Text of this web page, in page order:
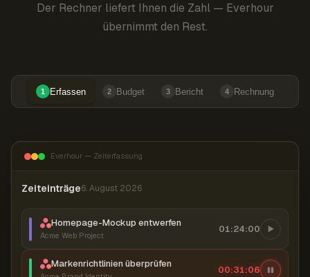
Der Rechner liefert Ihnen die Zahl — Everhour
übernimmt den Rest.
1 Erfassen 2 Budget 3 Bericht 4 Rechnung
Everhour — Zeiterfassung
Zeiteinträge6. August 2026
Homepage-Mockup entwerfen
Acme Web Project
01:24:00
Markenrichtlinien überprüfen 00:31:07